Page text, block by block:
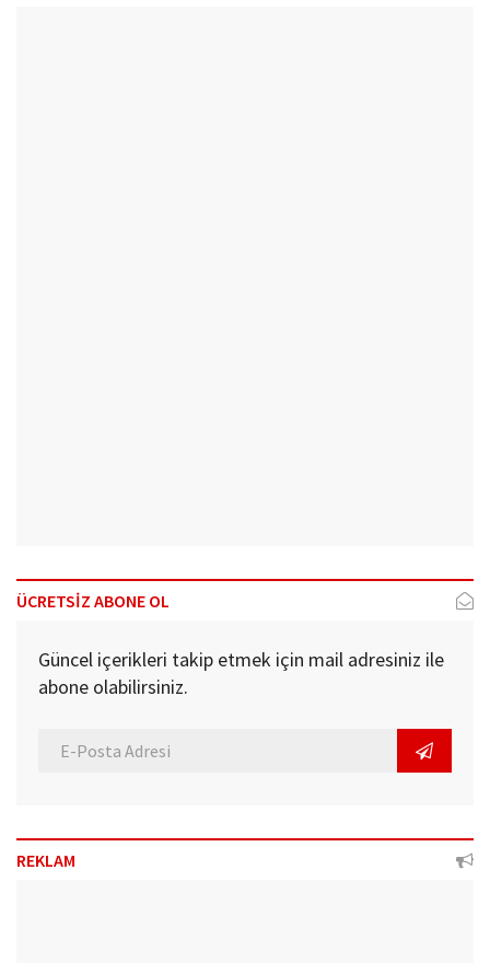
ÜCRETSİZ ABONE OL
Güncel içerikleri takip etmek için mail adresiniz ile
abone olabilirsiniz.
REKLAM